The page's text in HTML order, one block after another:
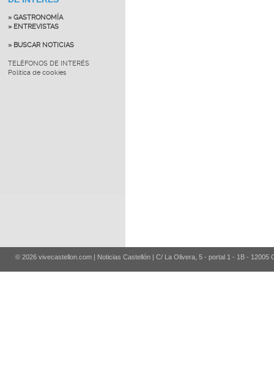
» GASTRONOMÍA
» ENTREVISTAS
» BUSCAR NOTICIAS
TELÉFONOS DE INTERÉS
Política de cookies
© 2026 vivecastellon.com | Noticias Castellón | C/ La Olivera, 5 - portal 1 - 1B - 12005